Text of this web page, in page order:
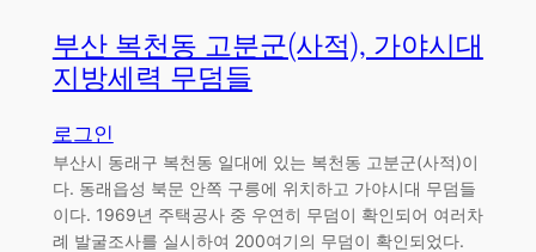
부산 복천동 고분군(사적), 가야시대
지방세력 무덤들
로그인
부산시 동래구 복천동 일대에 있는 복천동 고분군(사적)이
다. 동래읍성 북문 안쪽 구릉에 위치하고 가야시대 무덤들
이다. 1969년 주택공사 중 우연히 무덤이 확인되어 여러차
례 발굴조사를 실시하여 200여기의 무덤이 확인되었다.